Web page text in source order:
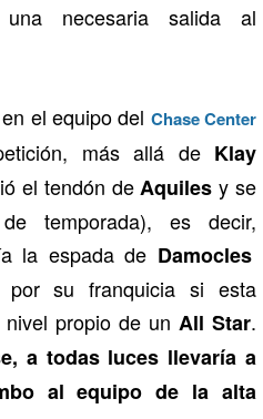
necesaria salida al
el equipo del Chase Center
más allá de Klay
el tendón de Aquiles y se
temporada), es decir,
la espada de Damocles
su franquicia si esta
propio de un All Star.
a todas luces llevaría a
al equipo de la alta